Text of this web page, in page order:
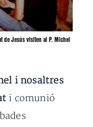
de Jesús visiten al P. Michel
i nosaltres
i comunió